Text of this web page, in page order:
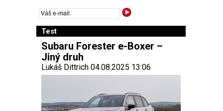
Test
Subaru Forester e-Boxer –
Jiný druh
Lukáš Dittrich 04.08.2025 13:06